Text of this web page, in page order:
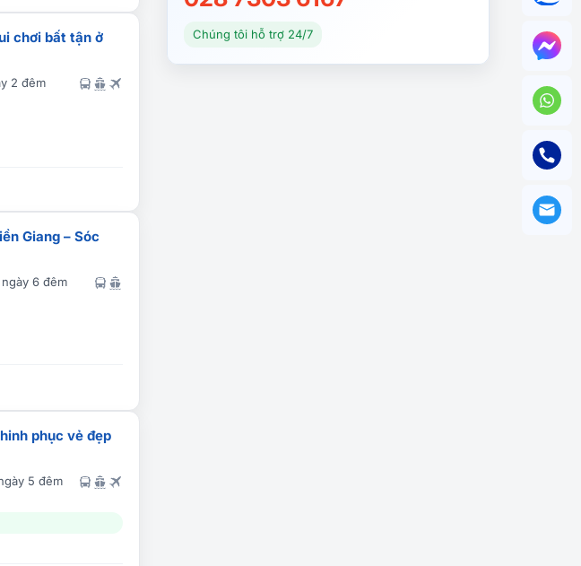
chơi bất tận ở
2 đêm
Giang – Sóc
ngày 6 đêm
phục vẻ đẹp
5 đêm
Chúng tôi hỗ trợ 24/7